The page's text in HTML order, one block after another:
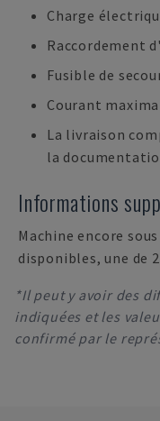
Charge
Raccordement
Fusible de
Courant
La livraison
la
Informations
Machine encore
disponibles, une de
*Il peut y avoir des
indiquées et les
confirmé par le